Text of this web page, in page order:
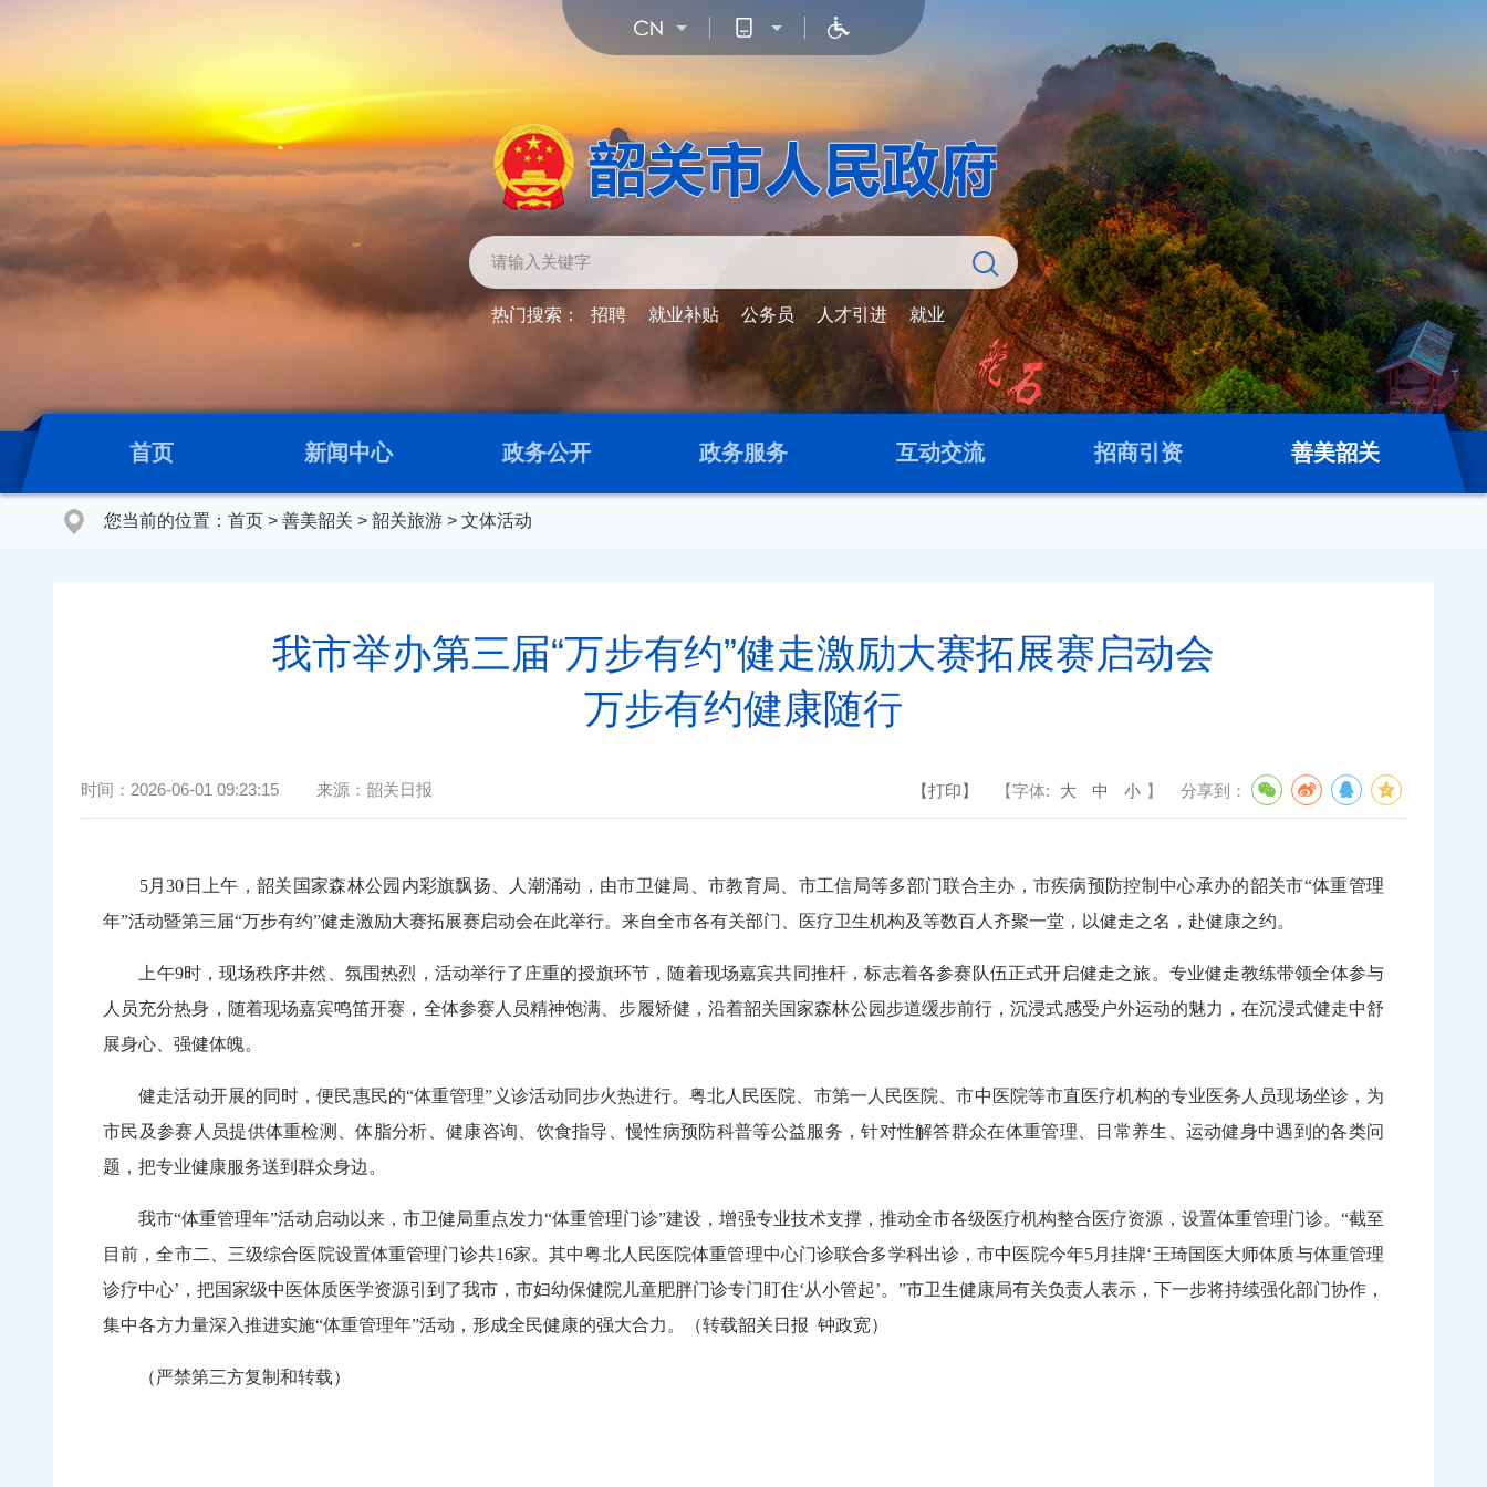
热门搜索： 招聘 就业补贴 公务员 人才引进 就业
首页 新闻中心 政务公开 政务服务 互动交流 招商引资 善美韶关
您当前的位置： 首页 > 善美韶关 > 韶关旅游 > 文体活动
我市举办第三届“万步有约”健走激励大赛拓展赛启动会
万步有约健康随行
时间： 2026-06-01 09:23:15 来源： 韶关日报 【打印】 【字体: 大 中 小 】 分享到：
5月30日上午，韶关国家森林公园内彩旗飘扬、人潮涌动，由市卫健局、市教育局、市工信局等多部门联合主办，市疾病预防控制中心承办的韶关市“体重管理
年”活动暨第三届“万步有约”健走激励大赛拓展赛启动会在此举行。来自全市各有关部门、医疗卫生机构及等数百人齐聚一堂，以健走之名，赴健康之约。
上午9时，现场秩序井然、氛围热烈，活动举行了庄重的授旗环节，随着现场嘉宾共同推杆，标志着各参赛队伍正式开启健走之旅。专业健走教练带领全体参与
人员充分热身，随着现场嘉宾鸣笛开赛，全体参赛人员精神饱满、步履矫健，沿着韶关国家森林公园步道缓步前行，沉浸式感受户外运动的魅力，在沉浸式健走中舒
展身心、强健体魄。
健走活动开展的同时，便民惠民的“体重管理”义诊活动同步火热进行。粤北人民医院、市第一人民医院、市中医院等市直医疗机构的专业医务人员现场坐诊，为
市民及参赛人员提供体重检测、体脂分析、健康咨询、饮食指导、慢性病预防科普等公益服务，针对性解答群众在体重管理、日常养生、运动健身中遇到的各类问
题，把专业健康服务送到群众身边。
我市“体重管理年”活动启动以来，市卫健局重点发力“体重管理门诊”建设，增强专业技术支撑，推动全市各级医疗机构整合医疗资源，设置体重管理门诊。“截至
目前，全市二、三级综合医院设置体重管理门诊共16家。其中粤北人民医院体重管理中心门诊联合多学科出诊，市中医院今年5月挂牌‘王琦国医大师体质与体重管理
诊疗中心’，把国家级中医体质医学资源引到了我市，市妇幼保健院儿童肥胖门诊专门盯住‘从小管起’。”市卫生健康局有关负责人表示，下一步将持续强化部门协作，
集中各方力量深入推进实施“体重管理年”活动，形成全民健康的强大合力。（转载韶关日报 钟政宽）
（严禁第三方复制和转载）